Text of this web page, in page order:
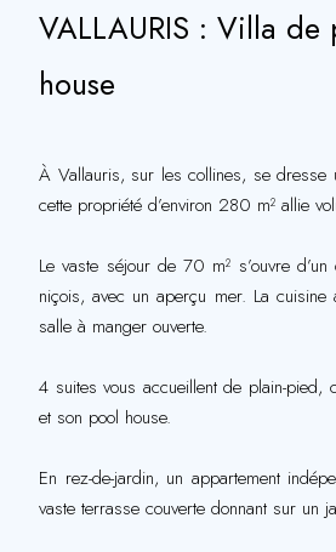
VALLAURIS : Villa
house
À Vallauris, sur les collines, se
cette propriété d’environ 280 m² allie
Le vaste séjour de 70 m² s’ouvre
niçois, avec un aperçu mer. La
salle à manger ouverte.
4 suites vous accueillent de plain-
et son pool house.
En rez-de-jardin, un appartement
vaste terrasse couverte donnant sur un